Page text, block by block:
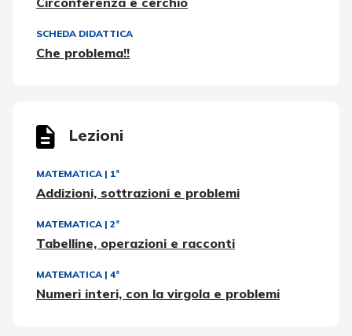
SCHEDA DIDATTICA
Che problema!!
Lezioni
MATEMATICA | 1ª
Addizioni, sottrazioni e problemi
MATEMATICA | 2ª
Tabelline, operazioni e racconti
MATEMATICA | 4ª
Numeri interi, con la virgola e problemi